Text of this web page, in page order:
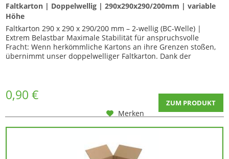
Faltkarton | Doppelwellig | 290x290x290/200mm | variable
Höhe
Faltkarton 290 x 290 x 290/200 mm – 2-wellig (BC-Welle) |
Extrem Belastbar Maximale Stabilität für anspruchsvolle
Fracht: Wenn herkömmliche Kartons an ihre Grenzen stoßen,
übernimmt unser doppelwelliger Faltkarton. Dank der
0,90 € ZUM PRODUKT
Merken